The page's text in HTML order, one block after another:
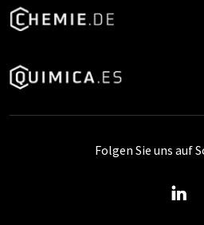
Folgen Sie uns auf